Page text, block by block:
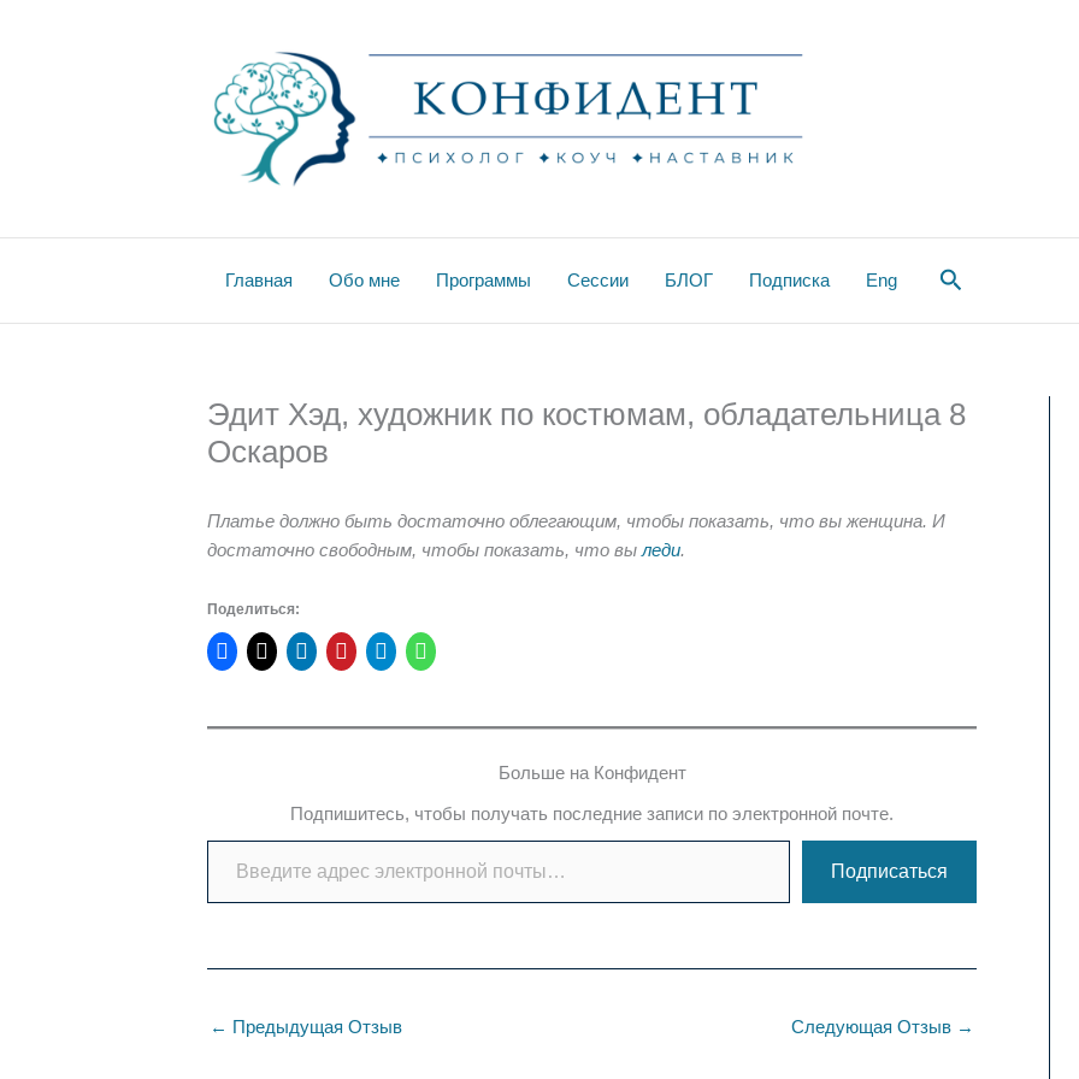
Главная Обо мне Программы Сессии БЛОГ Подписка Eng Поиск
Эдит Хэд, художник по костюмам, обладательница 8
Оскаров
Платье должно быть достаточно облегающим, чтобы показать, что вы женщина. И
достаточно свободным, чтобы показать, что вы леди.
Поделиться:
Больше на Конфидент
Подпишитесь, чтобы получать последние записи по электронной почте.
Введите адрес электронной почты…
Подписаться
← Предыдущая Отзыв Следующая Отзыв →